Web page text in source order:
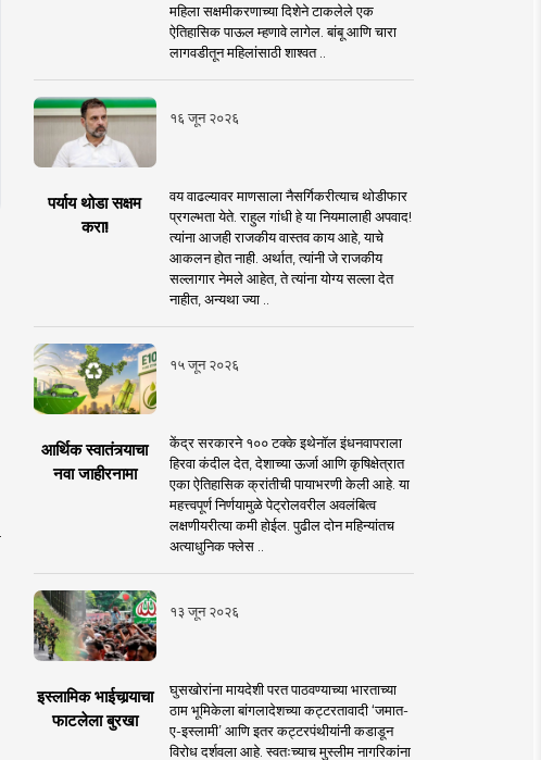
महिला सक्षमीकरणाच्या दिशेने टाकलेले एक
ऐतिहासिक पाऊल म्हणावे लागेल. बांबू आणि चारा
लागवडीतून महिलांसाठी शाश्वत ..
१६ जून २०२६
पर्याय थोडा सक्षम
करा!
वय वाढल्यावर माणसाला नैसर्गिकरीत्याच थोडीफार
प्रगल्भता येते. राहुल गांधी हे या नियमालाही अपवाद!
त्यांना आजही राजकीय वास्तव काय आहे, याचे
आकलन होत नाही. अर्थात, त्यांनी जे राजकीय
सल्लागार नेमले आहेत, ते त्यांना योग्य सल्ला देत
नाहीत, अन्यथा ज्या ..
१५ जून २०२६
आर्थिक स्वातंत्र्याचा
नवा जाहीरनामा
केंद्र सरकारने १०० टक्के इथेनॉल इंधनवापराला
हिरवा कंदील देत, देशाच्या ऊर्जा आणि कृषिक्षेत्रात
एका ऐतिहासिक क्रांतीची पायाभरणी केली आहे. या
महत्त्वपूर्ण निर्णयामुळे पेट्रोलवरील अवलंबित्व
लक्षणीयरीत्या कमी होईल. पुढील दोन महिन्यांतच
अत्याधुनिक फ्लेस ..
१३ जून २०२६
इस्लामिक भाईचार्‍याचा
फाटलेला बुरखा
घुसखोरांना मायदेशी परत पाठवण्याच्या भारताच्या
ठाम भूमिकेला बांगलादेशच्या कट्टरतावादी ‘जमात-
ए-इस्लामी’ आणि इतर कट्टरपंथीयांनी कडाडून
विरोध दर्शवला आहे. स्वतःच्याच मुस्लीम नागरिकांना